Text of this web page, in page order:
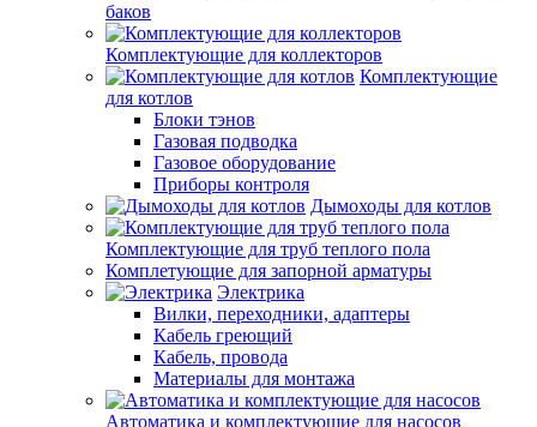
баков
Комплектующие для коллекторов
Комплектующие
для котлов
Блоки тэнов
Газовая подводка
Газовое оборудование
Приборы контроля
Дымоходы для котлов
Комплектующие для труб теплого пола
Комплетующие для запорной арматуры
Электрика
Вилки, переходники, адаптеры
Кабель греющий
Кабель, провода
Материалы для монтажа
Автоматика и комплектующие для насосов